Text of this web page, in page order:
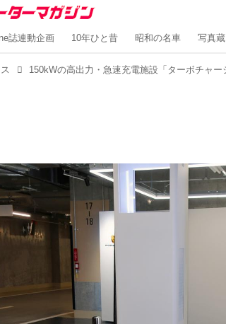
誌連動企画 10年ひと昔 昭和の名車 写真蔵